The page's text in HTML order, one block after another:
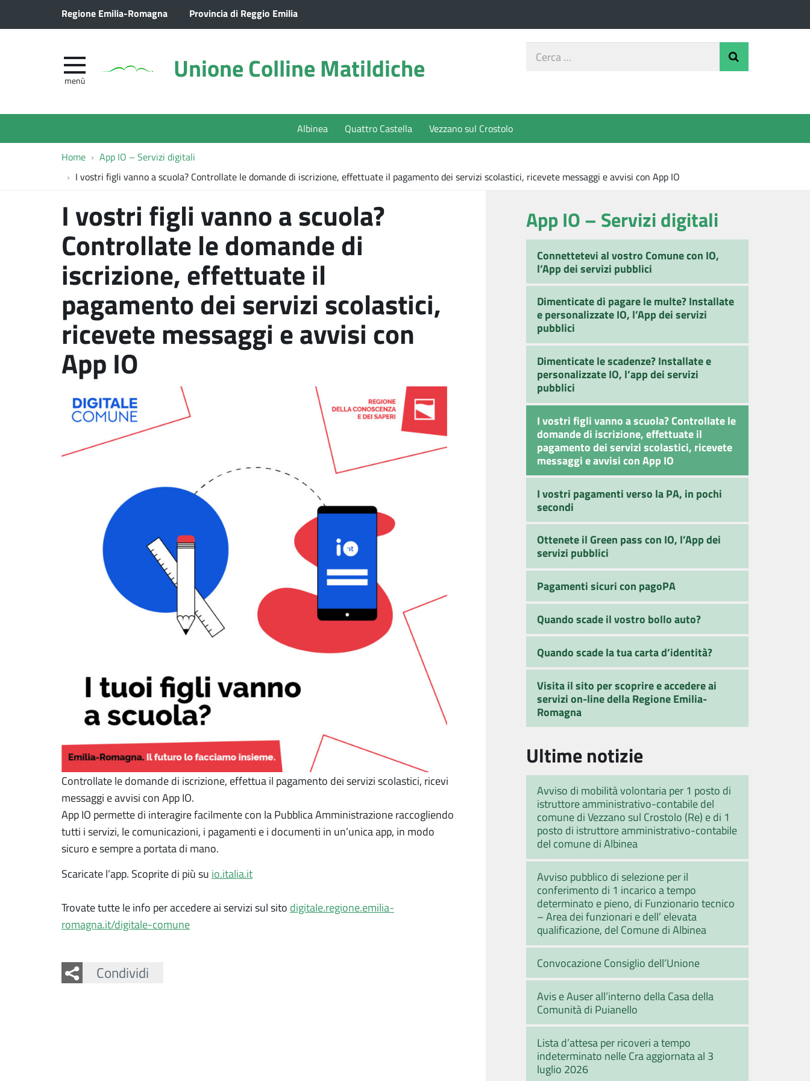
Regione Emilia-Romagna Provincia di Reggio Emilia
Unione Colline Matildiche
menù
Cerca
Albinea Quattro Castella Vezzano sul Crostolo
Home
App IO – Servizi digitali
I vostri figli vanno a scuola? Controllate le domande di iscrizione, effettuate il pagamento dei servizi scolastici, ricevete messaggi e avvisi con App IO
I vostri figli vanno a scuola?
Controllate le domande di
iscrizione, effettuate il
pagamento dei servizi scolastici,
ricevete messaggi e avvisi con
App IO
Controllate le domande di iscrizione, effettua il pagamento dei servizi scolastici, ricevi
messaggi e avvisi con App IO.
App IO permette di interagire facilmente con la Pubblica Amministrazione raccogliendo
tutti i servizi, le comunicazioni, i pagamenti e i documenti in un’unica app, in modo
sicuro e sempre a portata di mano.
Scaricate l’app. Scoprite di più su io.italia.it
Trovate tutte le info per accedere ai servizi sul sito digitale.regione.emilia-
romagna.it/digitale-comune
Condividi
Facebook
Twitter
Whatsapp
App IO – Servizi digitali
Connettetevi al vostro Comune con IO,
l’App dei servizi pubblici
Dimenticate di pagare le multe? Installate
e personalizzate IO, l’App dei servizi
pubblici
Dimenticate le scadenze? Installate e
personalizzate IO, l’app dei servizi
pubblici
I vostri figli vanno a scuola? Controllate le
domande di iscrizione, effettuate il
pagamento dei servizi scolastici, ricevete
messaggi e avvisi con App IO
I vostri pagamenti verso la PA, in pochi
secondi
Ottenete il Green pass con IO, l’App dei
servizi pubblici
Pagamenti sicuri con pagoPA
Quando scade il vostro bollo auto?
Quando scade la tua carta d’identità?
Visita il sito per scoprire e accedere ai
servizi on-line della Regione Emilia-
Romagna
Ultime notizie
Avviso di mobilità volontaria per 1 posto di
istruttore amministrativo-contabile del
comune di Vezzano sul Crostolo (Re) e di 1
posto di istruttore amministrativo-contabile
del comune di Albinea
Avviso pubblico di selezione per il
conferimento di 1 incarico a tempo
determinato e pieno, di Funzionario tecnico
– Area dei funzionari e dell’ elevata
qualificazione, del Comune di Albinea
Convocazione Consiglio dell’Unione
Avis e Auser all’interno della Casa della
Comunità di Puianello
Lista d’attesa per ricoveri a tempo
indeterminato nelle Cra aggiornata al 3
luglio 2026